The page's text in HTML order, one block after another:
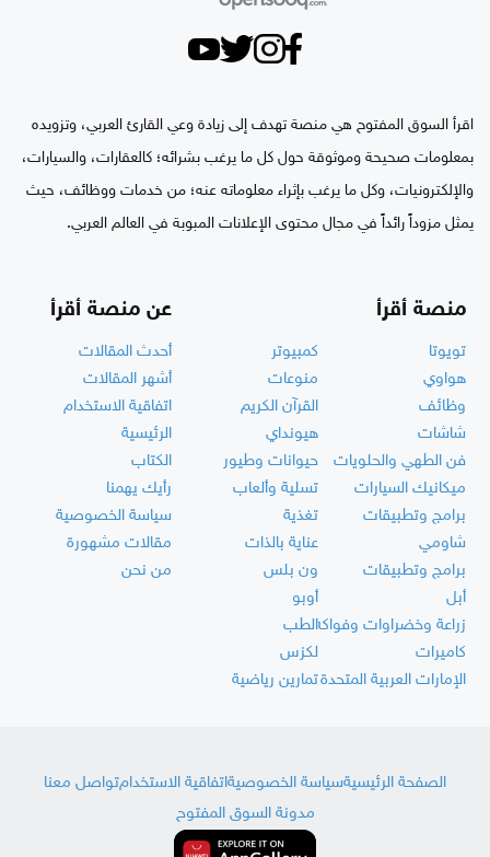
اقرأ السوق المفتوح هي منصة تهدف إلى زيادة وعي القارئ العربي، وتزويده
بمعلومات صحيحة وموثوقة حول كل ما يرغب بشرائه؛ كالعقارات، والسيارات،
والإلكترونيات، وكل ما يرغب بإثراء معلوماته عنه؛ من خدمات ووظائف، حيث
يمثل مزوداً رائداً في مجال محتوى الإعلانات المبوبة في العالم العربي.
منصة أقرأ
تويوتا
كمبيوتر
هواوي
منوعات
وظائف
القرآن الكريم
شاشات
هيونداي
فن الطهي والحلويات
حيوانات وطيور
ميكانيك السيارات
تسلية وألعاب
برامج وتطبيقات
تغذية
شاومي
عناية بالذات
برامج وتطبيقات
ون بلس
أبل
أوبو
زراعة وخضراوات وفواكهالطب
كاميرات
لكزس
الإمارات العربية المتحدةتمارين رياضية
عن منصة أقرأ
أحدث المقالات
أشهر المقالات
اتفاقية الاستخدام
الرئيسية
الكتاب
رأيك يهمنا
سياسة الخصوصية
مقالات مشهورة
من نحن
الصفحة الرئيسيةسياسة الخصوصيةاتفاقية الاستخدامتواصل معنا
مدونة السوق المفتوح